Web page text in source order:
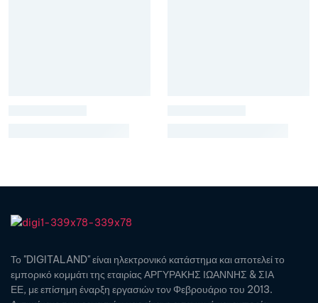
Το "DIGITALAND" είναι ηλεκτρονικό κατάστημα και αποτελεί το
εμπορικό κομμάτι της εταιρίας ΑΡΓΥΡΑΚΗΣ ΙΩΑΝΝΗΣ & ΣΙΑ
ΕΕ, με επίσημη έναρξη εργασιών τον Φεβρουάριο του 2013.